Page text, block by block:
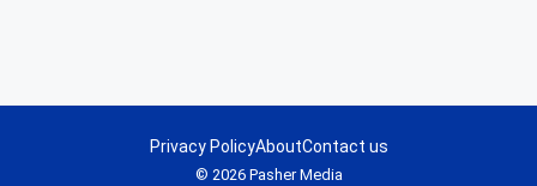
© 2026 Pasher Media
Privacy PolicyAboutContact us